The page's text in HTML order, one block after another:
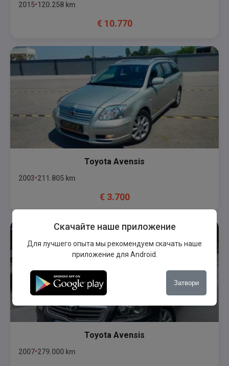
2015 120.258 km
€ 10.770
Toyota Avensis
2003 211.805 km
€ 3.700
Toyota Avensis
2007 279.000 km
Скачайте наше приложение
Для лучшего опыта мы рекомендуем скачать наше
приложение для Android.
Затвори